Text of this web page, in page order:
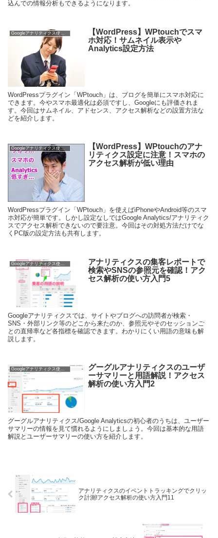
込んでの情報分析もできるようになります。
Googleアナリティクス使い方
【WordPress】WPtouchでスマ
ホ対応！サムネイル表示や
Analytics設定方法
WordPressプラグイン「WPtouch」は、ブログを簡単にスマホ対応に
できます。今やスマホ最適化は必須ですし、Googleにも評価されま
す。今回はサムネイル、アドセンス、アクセス解析などの設置方法な
どを紹介します。
Googleアナリティクス使い方
【WordPress】WPtouchのアナ
リティクス設定に注意！スマホの
アクセス解析が低い理由
WordPressプラグイン「WPtouch」を使えばiPhoneやAndroid等のスマ
ホ対応が簡単です。しかし設定なしではGoogle Analytics/アナリティク
スでアクセス解析できないので要注意。今回はその対処方法だけでな
くPC版の設定方法も共有します。
Googleアナリティクス使い方
アナリティクスの集客レポートで
検索やSNSの参照元を確認！アク
セス解析の使い方入門5
Googleアナリティクスでは、サイトやブログへの訪問者が検索・
SNS・外部リンク等のどこから来たのか、参照元やそのセッションご
との直帰率など各指標を確認できます。わかりにくい用語の意味も解
説します。
Googleアナリティクス使い方
グーグルアナリティクスのユーザ
ーサマリーと用語解説！アクセス
解析の使い方入門2
グーグルアナリティクス/Google Analyticsの初心者のうちは、ユーザー
サマリーの情報を見て慣れるようにしましょう。今回は基本的な用語
解説とユーザーサマリーの使い方を紹介します。
アナリティクスのイベントトラッキングでクリッ
ク計測!アクセス解析の使い方入門11